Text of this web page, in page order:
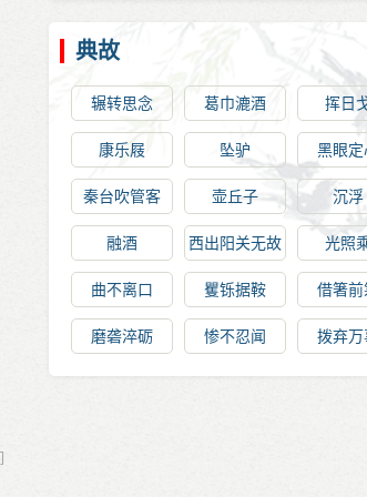
典故
辗转思念 葛巾漉酒 挥日
康乐屐 坠驴 黑眼定
秦台吹管客 壶丘子 沉浮
融酒
西出阳关无故
人
光照
曲不离口 矍铄据鞍 借箸前
磨砻淬砺 惨不忍闻 拨弃万